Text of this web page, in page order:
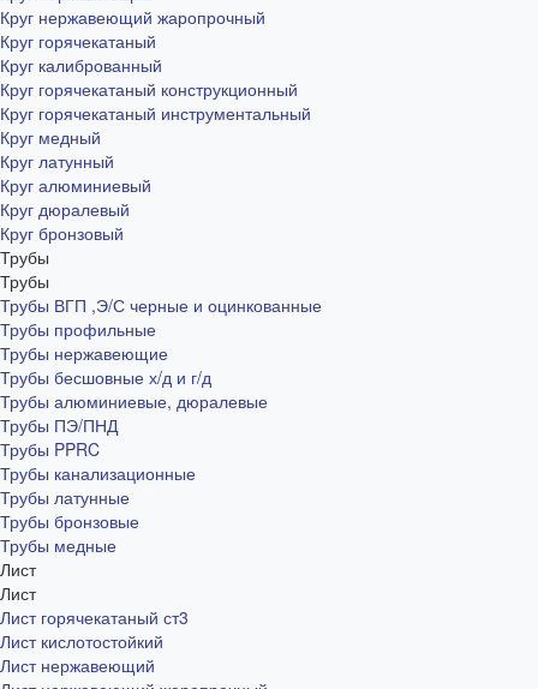
Круг нержавеющий жаропрочный
Круг горячекатаный
Круг калиброванный
Круг горячекатаный конструкционный
Круг горячекатаный инструментальный
Круг медный
Круг латунный
Круг алюминиевый
Круг дюралевый
Круг бронзовый
Трубы
Трубы
Трубы ВГП ,Э/С черные и оцинкованные
Трубы профильные
Трубы нержавеющие
Трубы бесшовные х/д и г/д
Трубы алюминиевые, дюралевые
Трубы ПЭ/ПНД
Трубы PPRC
Трубы канализационные
Трубы латунные
Трубы бронзовые
Трубы медные
Лист
Лист
Лист горячекатаный ст3
Лист кислотостойкий
Лист нержавеющий